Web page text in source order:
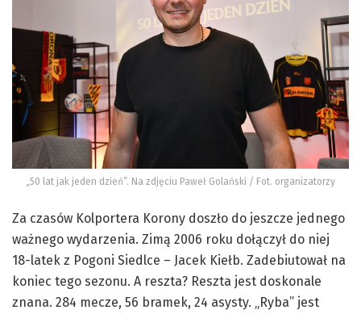
„50 lat jak jeden dzień”. Na zdjęciu Paweł Golański / Fot. organizatorzy
Za czasów Kolportera Korony doszło do jeszcze jednego
ważnego wydarzenia. Zimą 2006 roku dołączył do niej
18-latek z Pogoni Siedlce – Jacek Kiełb. Zadebiutował na
koniec tego sezonu. A reszta? Reszta jest doskonale
znana. 284 mecze, 56 bramek, 24 asysty. „Ryba” jest